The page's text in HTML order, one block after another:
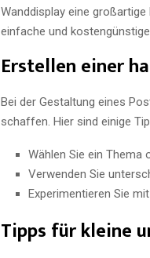
Wanddisplay eine
einfache und
Erstellen einer
Bei der Gestaltung eines
schaffen. Hier sind einige
Wählen Sie ein Thema
Verwenden Sie
Experimentieren Sie
Tipps für kleine